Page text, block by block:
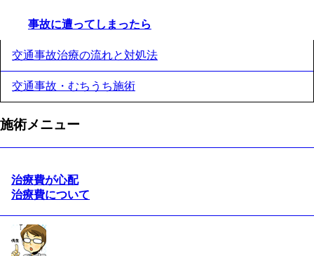
事故に遭ってしまったら
交通事故治療の流れと対処法
交通事故・むちうち施術
施術メニュー
治療費が心配
治療費について